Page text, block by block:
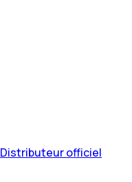
Distributeur officiel